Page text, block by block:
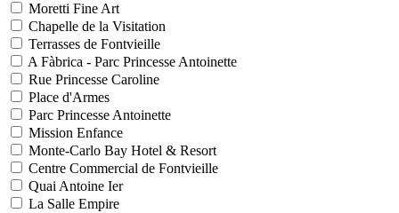
Moretti Fine Art
Chapelle de la Visitation
Terrasses de Fontvieille
A Fàbrica - Parc Princesse Antoinette
Rue Princesse Caroline
Place d'Armes
Parc Princesse Antoinette
Mission Enfance
Monte-Carlo Bay Hotel & Resort
Centre Commercial de Fontvieille
Quai Antoine Ier
La Salle Empire